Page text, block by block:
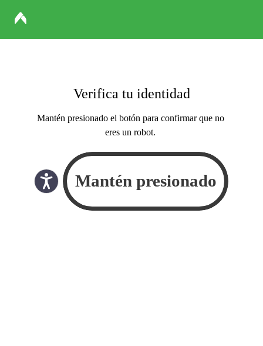
Verifica tu identidad
Mantén presionado el botón para confirmar que no
eres un robot.